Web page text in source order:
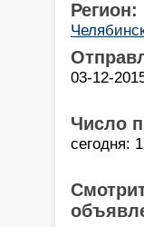
Регион:
03-12-
Число
сегодня: